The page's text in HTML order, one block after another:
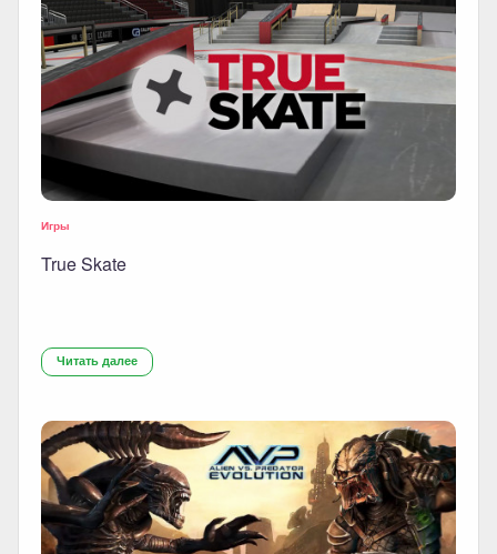
Игры
True Skate
Читать далее